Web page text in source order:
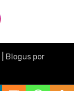
Blogus por